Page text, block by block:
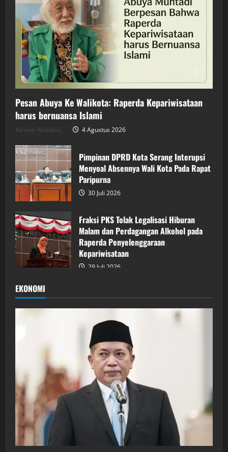
Pesan Abuya Ke Walikota: Raperda Kepariwisataan
harus bernuansa Islami
4 Agustus 2026
Pimpinan DPRD Kota Serang Interupsi
Menyoal Absennya Wali Kota Pada Rapat
Paripurna
30 Juli 2026
Fraksi PKS Tolak Legalisasi Hiburan
Malam dan Perdagangan Alkohol pada
Raperda Penyelenggaraan
Kepariwisataan
29 Juli 2026
EKONOMI